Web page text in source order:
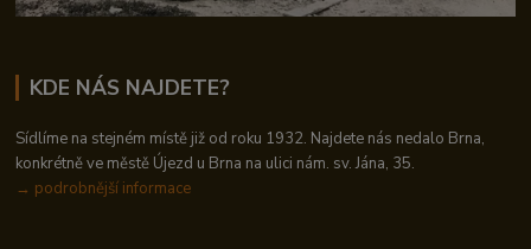
KDE NÁS NAJDETE?
Sídlíme na stejném místě již od roku 1932. Najdete nás nedalo Brna,
konkrétně ve městě Újezd u Brna na ulici nám. sv. Jána, 35.
→ podrobnější informace